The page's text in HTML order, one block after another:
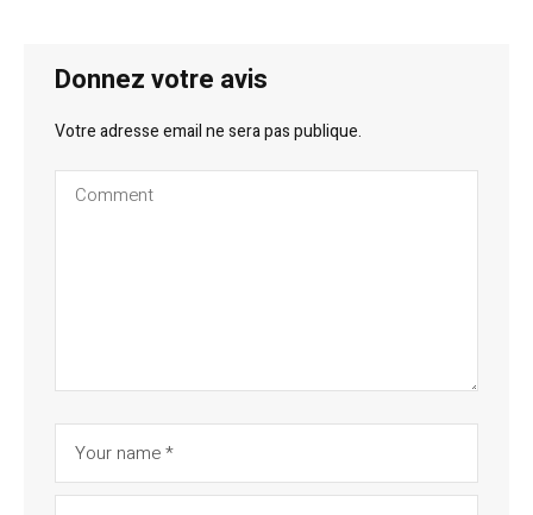
Donnez votre avis
Votre adresse email ne sera pas publique.